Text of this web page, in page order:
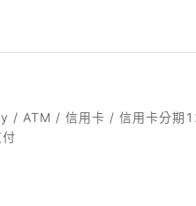
/ ATM / 信用卡 / 信用卡分期